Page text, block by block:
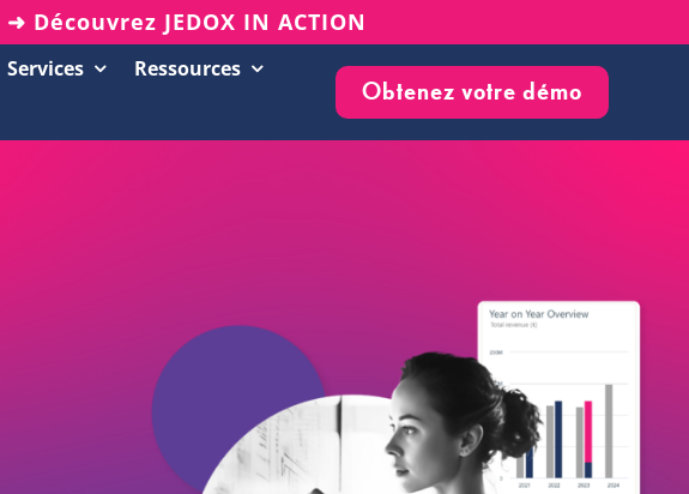
➜ Découvrez JEDOX IN ACTION
Services Ressources
Succès clients
Newsletter
Obtenez votre démo